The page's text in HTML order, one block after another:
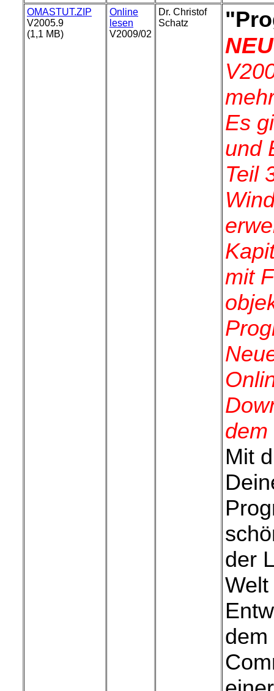
OMASTUT.ZIP
V2005.9
(1,1 MB)
Online
lesen
V2009/02
Dr. Christof
Schatz
Es
und
Teil
mit
dem
Mit
der
dem